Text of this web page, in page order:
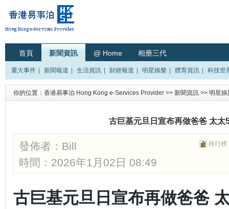
首頁 新聞資訊 @ Home 相册三代
重大事件 新聞報道 生活資訊 財經報道 明星娛樂 體育資訊 科技世
你的位置： 香港易事泊 Hong Kong e-Services Provider >> 新聞資訊 >> 明星娛
古巨基元旦日宣布再做爸爸 太太
排行榜
發佈者： Bill
時間：2026年1月02日 08:49
古巨基元旦日宣布再做爸爸